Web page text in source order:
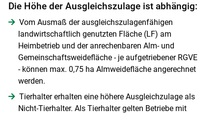
Die Höhe der Ausgleichszulage ist abhängig:
Vom Ausmaß der ausgleichszulagenfähigen
landwirtschaftlich genutzten Fläche (LF) am
Heimbetrieb und der anrechenbaren Alm- und
Gemeinschaftsweidefläche - je aufgetriebener RGVE
- können max. 0,75 ha Almweidefläche angerechnet
werden.
Tierhalter erhalten eine höhere Ausgleichzulage als
Nicht-Tierhalter. Als Tierhalter gelten Betriebe mit